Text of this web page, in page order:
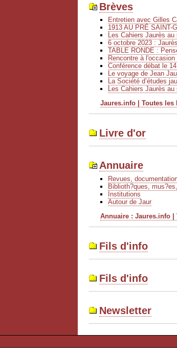
Brèves
Entretien avec Gilles
1913 AU PRÉ SAINT-
Les Cahiers Jaurès
6 octobre 2023 :
TABLE RONDE :
Rencontre à
Conférence débat le
Le voyage de Jean
La Société d’études
Les Cahiers Jaurès
Jaures.info | Toutes les
Livre d'or
Annuaire
Revues,
Biblioth?ques,
Institutions
Autour de Jaur
Annuaire : Jaures.info |
Fils d'info
Fils d'info
Newsletter